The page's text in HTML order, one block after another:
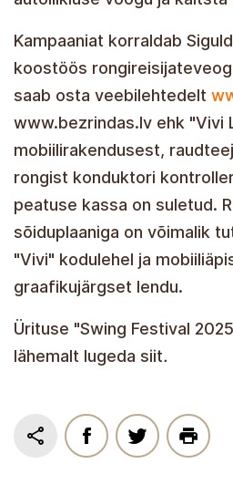
Kampaaniat korraldab
koostöös
saab osta veebilehtedelt
www.bezrindas.lv ehk "Vivi
mobiilirakendusest,
rongist konduktori
peatuse kassa on suletud.
sõiduplaaniga on võimalik
"Vivi" kodulehel ja
graafikujärgset lendu.
Ürituse "Swing Festival
lähemalt lugeda siit.